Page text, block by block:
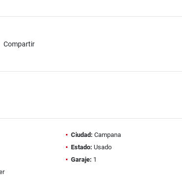
Compartir
Ciudad: Campana
Estado: Usado
Garaje: 1